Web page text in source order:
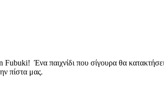
Ένα παιχνίδι που σίγουρα θα
πίστα μας.